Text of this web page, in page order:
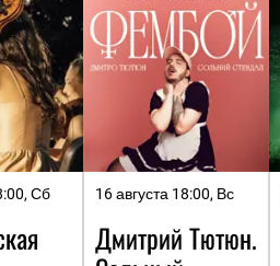
Сб 16 августа 18:00, Вс
Дмитрий Тютюн.